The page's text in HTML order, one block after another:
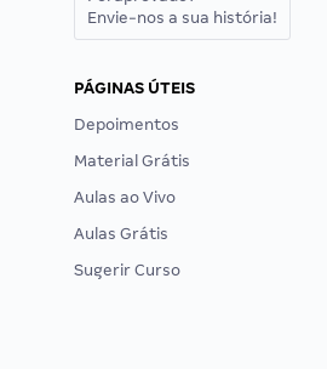
Envie-nos a sua história!
PÁGINAS ÚTEIS
Depoimentos
Material Grátis
Aulas ao Vivo
Aulas Grátis
Sugerir Curso